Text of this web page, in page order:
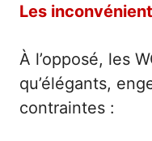
Les
À l’opposé, les
qu’élégants,
contraintes :